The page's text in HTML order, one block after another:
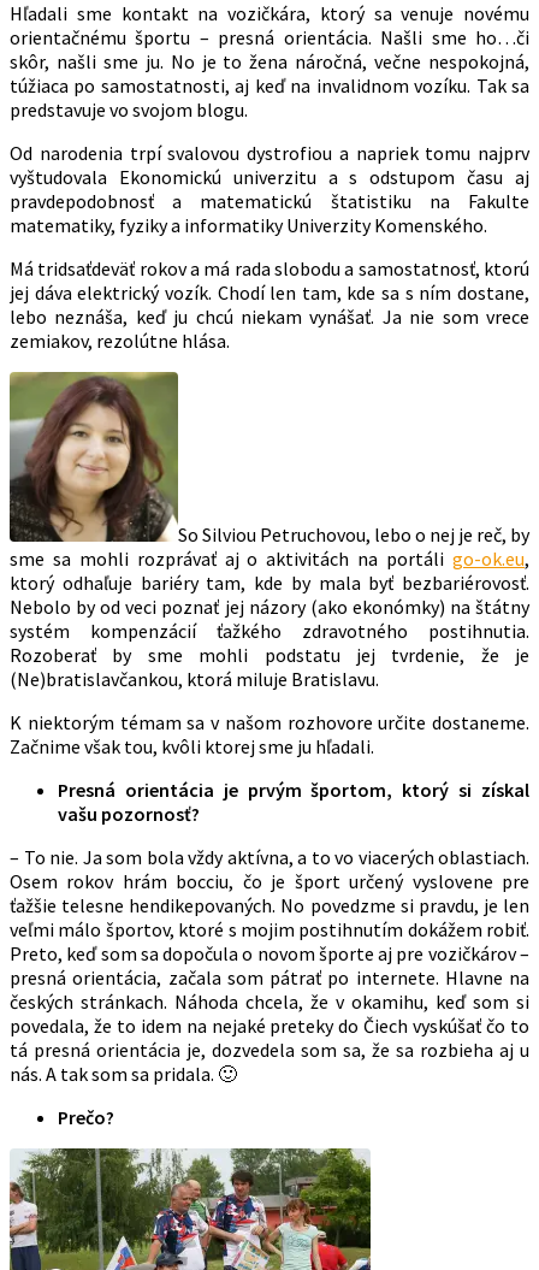
Hľadali sme kontakt na vozičkára, ktorý sa venuje novému
orientačnému športu – presná orientácia. Našli sme ho…či
skôr, našli sme ju. No je to žena náročná, večne nespokojná,
túžiaca po samostatnosti, aj keď na invalidnom vozíku. Tak sa
predstavuje vo svojom blogu.
Od narodenia trpí svalovou dystrofiou a napriek tomu najprv
vyštudovala Ekonomickú univerzitu a s odstupom času aj
pravdepodobnosť a matematickú štatistiku na Fakulte
matematiky, fyziky a informatiky Univerzity Komenského.
Má tridsaťdeväť rokov a má rada slobodu a samostatnosť, ktorú
jej dáva elektrický vozík. Chodí len tam, kde sa s ním dostane,
lebo neznáša, keď ju chcú niekam vynášať. Ja nie som vrece
zemiakov, rezolútne hlása.
So Silviou Petruchovou, lebo o nej je reč, by
sme sa mohli rozprávať aj o aktivitách na portáli go-ok.eu,
ktorý odhaľuje bariéry tam, kde by mala byť bezbariérovosť.
Nebolo by od veci poznať jej názory (ako ekonómky) na štátny
systém kompenzácií ťažkého zdravotného postihnutia.
Rozoberať by sme mohli podstatu jej tvrdenie, že je
(Ne)bratislavčankou, ktorá miluje Bratislavu.
K niektorým témam sa v našom rozhovore určite dostaneme.
Začnime však tou, kvôli ktorej sme ju hľadali.
Presná orientácia je prvým športom, ktorý si získal
vašu pozornosť?
– To nie. Ja som bola vždy aktívna, a to vo viacerých oblastiach.
Osem rokov hrám bocciu, čo je šport určený vyslovene pre
ťažšie telesne hendikepovaných. No povedzme si pravdu, je len
veľmi málo športov, ktoré s mojim postihnutím dokážem robiť.
Preto, keď som sa dopočula o novom športe aj pre vozičkárov –
presná orientácia, začala som pátrať po internete. Hlavne na
českých stránkach. Náhoda chcela, že v okamihu, keď som si
povedala, že to idem na nejaké preteky do Čiech vyskúšať čo to
tá presná orientácia je, dozvedela som sa, že sa rozbieha aj u
nás. A tak som sa pridala. 🙂
Prečo?